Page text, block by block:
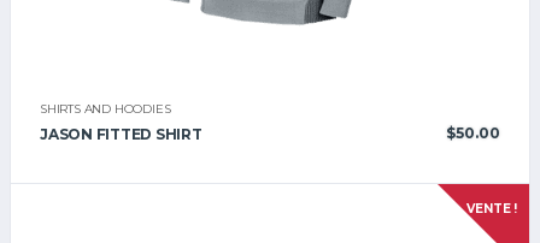
SHIRTS AND HOODIES
JASON FITTED SHIRT $50.00
VENTE !